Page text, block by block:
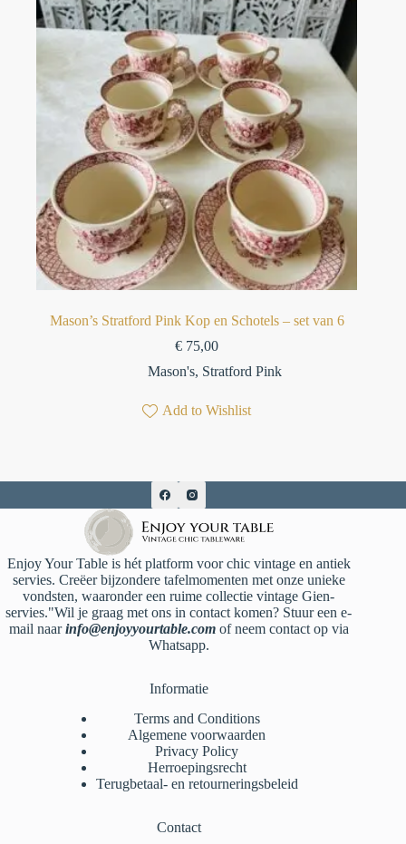
Mason’s Stratford Pink Kop en Schotels – set van 6⁠
€ 75,00
Mason's, Stratford Pink
Add to Wishlist
Enjoy Your Table is hét platform voor chic vintage en antiek
servies. Creëer bijzondere tafelmomenten met onze unieke
vondsten, waaronder een ruime collectie vintage Gien-
servies."Wil je graag met ons in contact komen? Stuur een e-
mail naarinfo@enjoyyourtable.comof neem contact op via
Whatsapp.
Informatie
Terms and Conditions
Algemene voorwaarden
Privacy Policy
Herroepingsrecht
Terugbetaal- en retourneringsbeleid
Contact